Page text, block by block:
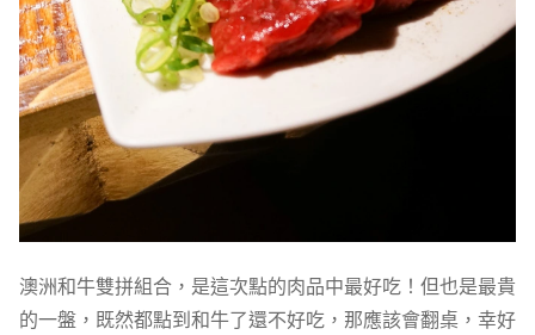
澳洲和牛雙拼組合，是這次點的肉品中最好吃！但也是最貴
的一盤，既然都點到和牛了還不好吃，那應該會翻桌，幸好